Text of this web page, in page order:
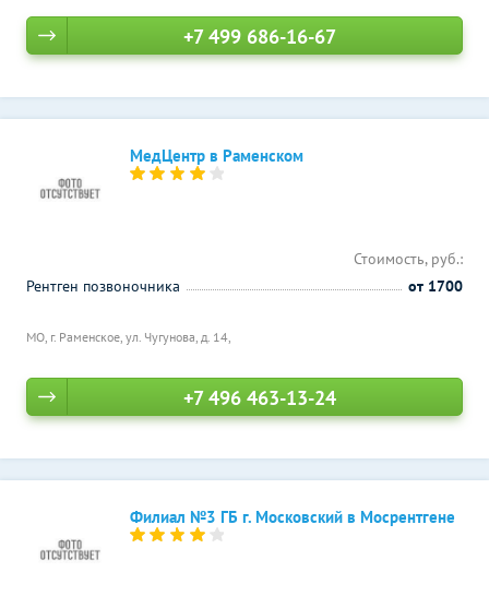
+7 499 686-16-67
МедЦентр в Раменском
МО, г. Раменское, ул. Чугунова, д. 14,
Стоимость, руб.:
Рентген позвоночника
от 1700
+7 496 463-13-24
Филиал №3 ГБ г. Московский в Мосрентгене